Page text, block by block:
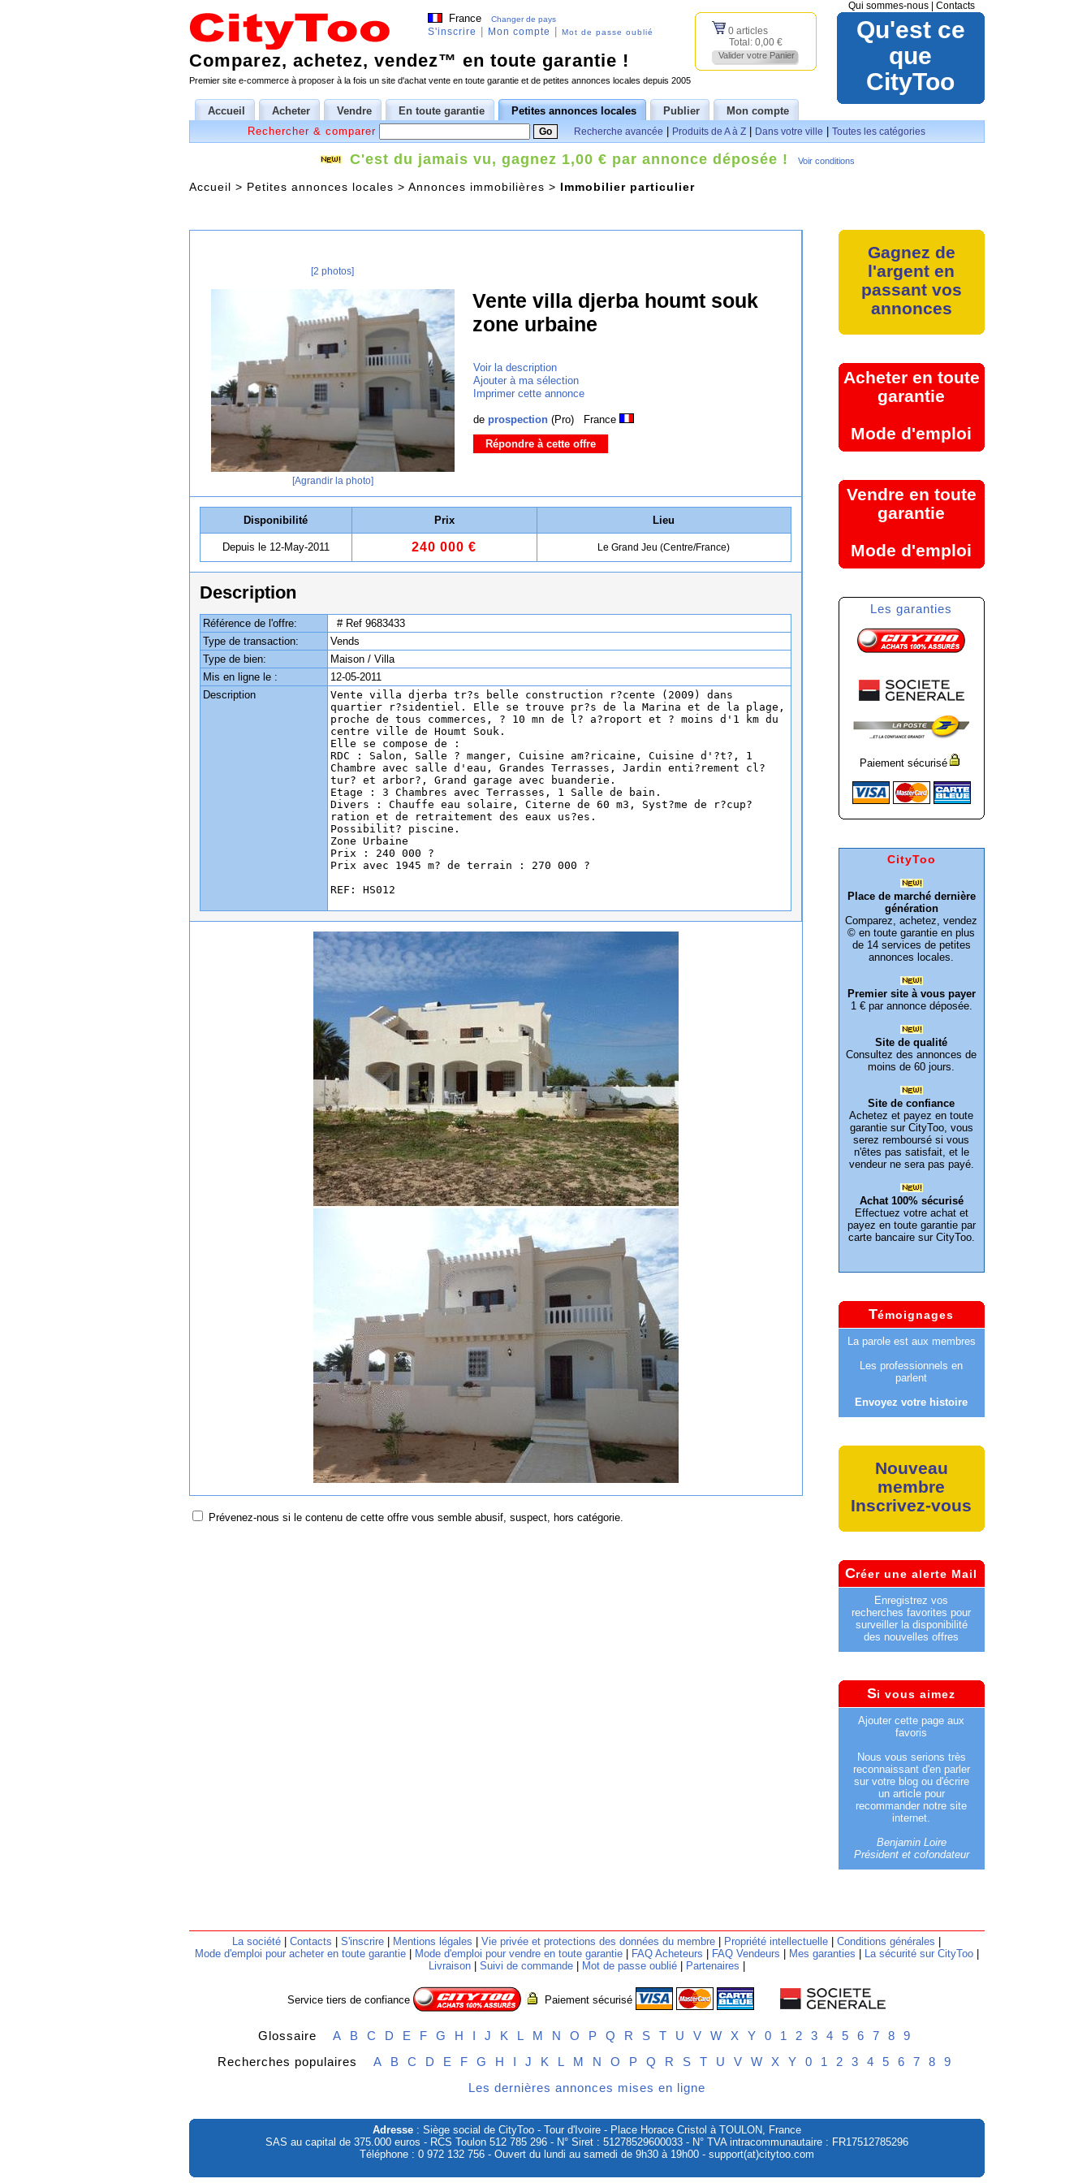
Qui sommes-nous| Contacts
France Changer de pays
S'inscrire Mon compte Mot de passe oublié
0 articles
Total: 0,00 €
Valider votre Panier
Qu'est ce
que
CityToo
Comparez, achetez, vendez™ en toute garantie !
Premier site e-commerce à proposer à la fois un site d'achat vente en toute garantie et de petites annonces locales depuis 2005
Accueil Acheter Vendre En toute garantie Petites annonces locales Publier
Mon compte
Rechercher & comparer
Recherche avancée Produits de A à Z Dans votre ville Toutes les catégories
C'est du jamais vu, gagnez 1,00 € par annonce déposée ! Voir conditions
Accueil > Petites annonces locales > Annonces immobilières > Immobilier particulier
[2 photos]
[Agrandir la photo]
Vente villa djerba houmt souk
zone urbaine
Voir la description
Ajouter à ma sélection
Imprimer cette annonce
de prospection(Pro) France
Répondre à cette offre
Disponibilité Prix Lieu
Depuis le 12-May-2011 240 000 € Le Grand Jeu (Centre/France)
Description
Référence de l'offre:
# Ref 9683433
Type de transaction:
Vends
Type de bien:
Maison / Villa
Mis en ligne le :
12-05-2011
Description
Vente villa djerba tr?s belle construction r?cente (2009) dans
quartier r?sidentiel. Elle se trouve pr?s de la Marina et de la plage,
proche de tous commerces, ? 10 mn de l? a?roport et ? moins d'1 km du
centre ville de Houmt Souk.
Elle se compose de :
RDC : Salon, Salle ? manger, Cuisine am?ricaine, Cuisine d'?t?, 1
Chambre avec salle d'eau, Grandes Terrasses, Jardin enti?rement cl?
tur? et arbor?, Grand garage avec buanderie.
Etage : 3 Chambres avec Terrasses, 1 Salle de bain.
Divers : Chauffe eau solaire, Citerne de 60 m3, Syst?me de r?cup?
ration et de retraitement des eaux us?es.
Possibilit? piscine.
Zone Urbaine
Prix : 240 000 ?
Prix avec 1945 m? de terrain : 270 000 ?
REF: HS012
Prévenez-nous si le contenu de cette offre vous semble abusif, suspect, hors catégorie.
Gagnez de
l'argent en
passant vos
annonces
Acheter en toute
garantie
Mode d'emploi
Vendre en toute
garantie
Mode d'emploi
Les garanties
Paiement sécurisé
CityToo
Place de marché dernière
génération
Comparez, achetez, vendez
© en toute garantie en plus
de 14 services de petites
annonces locales.
Premier site à vous payer
1 € par annonce déposée.
Site de qualité
Consultez des annonces de
moins de 60 jours.
Site de confiance
Achetez et payez en toute
garantie sur CityToo, vous
serez remboursé si vous
n'êtes pas satisfait, et le
vendeur ne sera pas payé.
Achat 100% sécurisé
Effectuez votre achat et
payez en toute garantie par
carte bancaire sur CityToo.
Témoignages
La parole est aux membres
Les professionnels en
parlent
Envoyez votre histoire
Nouveau
membre
Inscrivez-vous
Créer une alerte Mail
Enregistrez vos
recherches favorites pour
surveiller la disponibilité
des nouvelles offres
Si vous aimez
Ajouter cette page aux
favoris
Nous vous serions très
reconnaissant d'en parler
sur votre blog ou d'écrire
un article pour
recommander notre site
internet.
Benjamin Loire
Président et cofondateur
La société Contacts S'inscrire Mentions légales Vie privée et protections des données du membre Propriété intellectuelle Conditions générales
Mode d'emploi pour acheter en toute garantie| Mode d'emploi pour vendre en toute garantie| FAQ Acheteurs FAQ Vendeurs Mes garanties La sécurité sur CityToo|
Livraison| Suivi de commande| Mot de passe oublié| Partenaires
Service tiers de confiance Paiement sécurisé
Glossaire A B C D E F G H I J K L M N O P Q R S T U V W X Y 0 1 2 3 4 5 6 7 8
9
Recherches populaires A B C D E F G H I J K L M N O P Q R S T U V W X Y 0 1 2 3 4 5 6 7 8
9
Les dernières annonces mises en ligne
Adresse: Siège social de CityToo - Tour d'Ivoire - Place Horace Cristol à TOULON, France
SAS au capital de 375.000 euros - RCS Toulon 512 785 296 - N° Siret : 51278529600033 - N° TVA intracommunautaire : FR17512785296
Téléphone : 0 972 132 756 - Ouvert du lundi au samedi de 9h30 à 19h00 - support(at)citytoo.com